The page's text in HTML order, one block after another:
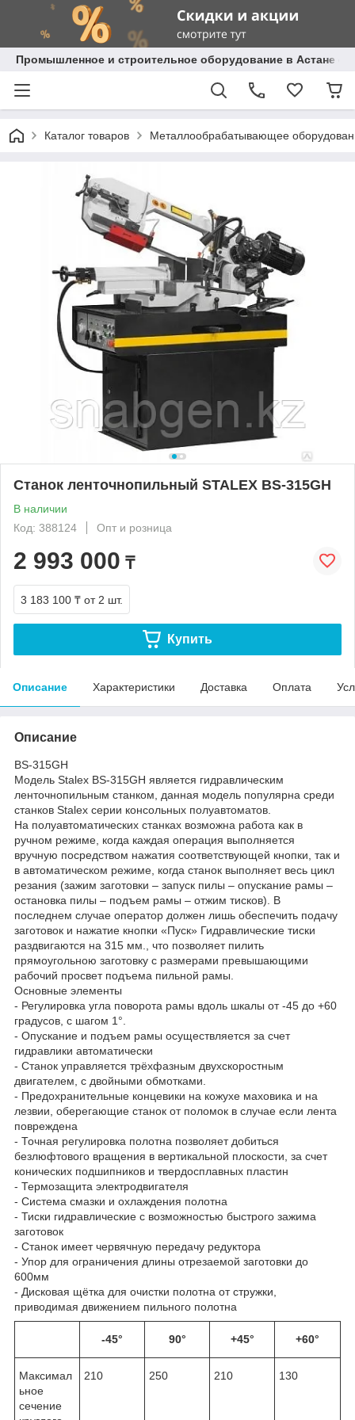
Промышленное и строительное оборудование в Астане с
Каталог товаров Металлообрабатывающее
Станок ленточнопильный STALEX BS-315GH
В наличии
Код: 388124
Опт и розница
2 993 000 ₸
3 183 100 ₸ от 2 шт.
Купить
Описание Характеристики Доставка Оплата
Описание
BS-315GH
Модель Stalex BS-315GH является гидравлическим
ленточнопильным станком, данная модель популярна среди
станков Stalex серии консольных полуавтоматов.
На полуавтоматических станках возможна работа как в
ручном режиме, когда каждая операция выполняется
вручную посредством нажатия соответствующей кнопки, так и
в автоматическом режиме, когда станок выполняет весь цикл
резания (зажим заготовки – запуск пилы – опускание рамы –
остановка пилы – подъем рамы – отжим тисков). В
последнем случае оператор должен лишь обеспечить подачу
заготовок и нажатие кнопки «Пуск» Гидравлические тиски
раздвигаются на 315 мм., что позволяет пилить
прямоугольною заготовку с размерами превышающими
рабочий просвет подъема пильной рамы.
Основные элементы
- Регулировка угла поворота рамы вдоль шкалы от -45 до +60
градусов, с шагом 1°.
- Опускание и подъем рамы осуществляется за счет
гидравлики автоматически
- Станок управляется трёхфазным двухскоростным
двигателем, с двойными обмотками.
- Предохранительные концевики на кожухе маховика и на
лезвии, оберегающие станок от поломок в случае если лента
повреждена
- Точная регулировка полотна позволяет добиться
безлюфтового вращения в вертикальной плоскости, за счет
конических подшипников и твердосплавных пластин
- Термозащита электродвигателя
- Система смазки и охлаждения полотна
- Тиски гидравлические с возможностью быстрого зажима
заготовок
- Станок имеет червячную передачу редуктора
- Упор для ограничения длины отрезаемой заготовки до
600мм
- Дисковая щётка для очистки полотна от стружки,
приводимая движением пильного полотна
-45° 90° +45° +60°
Максимал
ьное
сечение
210 250 210 130